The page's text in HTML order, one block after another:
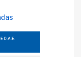
D.A.E.